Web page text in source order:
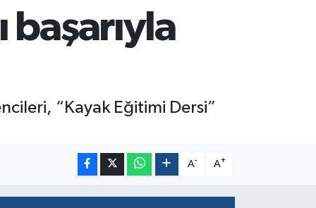
başarıyla
“Kayak Eğitimi Dersi”
A- A+